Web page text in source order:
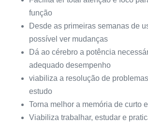
função
Desde as primeiras semanas de
possível ver mudanças
Dá ao cérebro a potência
adequado desempenho
viabiliza a resolução de
estudo
Torna melhor a memória de curto
Viabiliza trabalhar, estudar e